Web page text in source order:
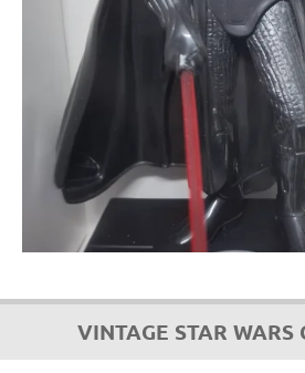
VINTAGE STAR WARS